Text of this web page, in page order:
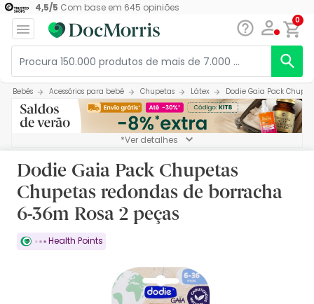
4,5/5 Com base em 645 opiniões
0
Bebés Acessórios para bebé Chupetas Látex Dodie Gaia Pack
*Ver detalhes
Dodie Gaia Pack Chupetas
Chupetas redondas de borracha
6-36m Rosa 2 peças
Health Points